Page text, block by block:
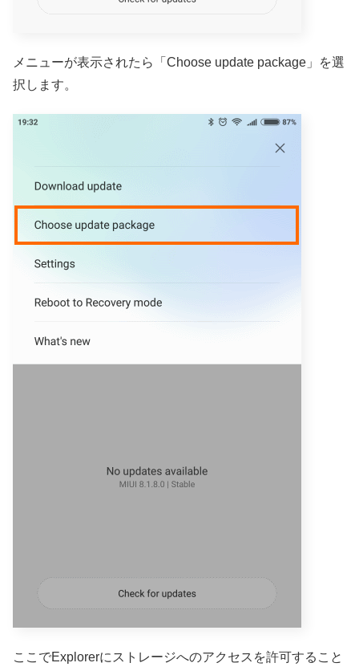
メニューが表示されたら「Choose update package」を選
択します。
ここでExplorerにストレージへのアクセスを許可すること